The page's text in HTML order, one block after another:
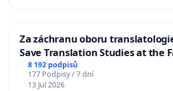
Za záchranu oboru
Save Translation Studies at the
Charles University
8 192 podpisů
177 Podpisy / 7 dní
13 Jul 2026